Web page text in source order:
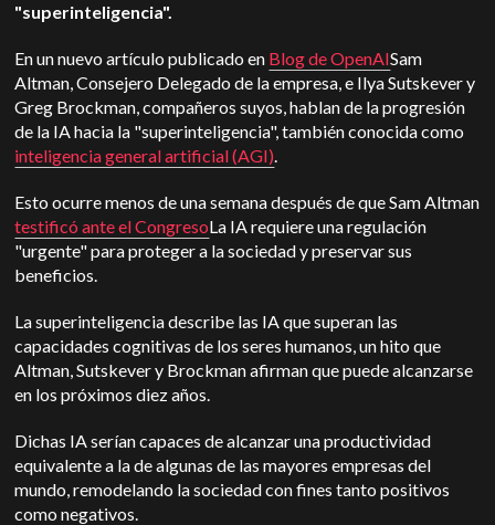
"superinteligencia".
En un nuevo artículo publicado en Blog de OpenAISam
Altman, Consejero Delegado de la empresa, e Ilya Sutskever y
Greg Brockman, compañeros suyos, hablan de la progresión
de la IA hacia la "superinteligencia", también conocida como
inteligencia general artificial (AGI).
Esto ocurre menos de una semana después de que Sam Altman
testificó ante el CongresoLa IA requiere una regulación
"urgente" para proteger a la sociedad y preservar sus
beneficios.
La superinteligencia describe las IA que superan las
capacidades cognitivas de los seres humanos, un hito que
Altman, Sutskever y Brockman afirman que puede alcanzarse
en los próximos diez años.
Dichas IA serían capaces de alcanzar una productividad
equivalente a la de algunas de las mayores empresas del
mundo, remodelando la sociedad con fines tanto positivos
como negativos.